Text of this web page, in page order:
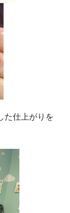
た仕上がりを